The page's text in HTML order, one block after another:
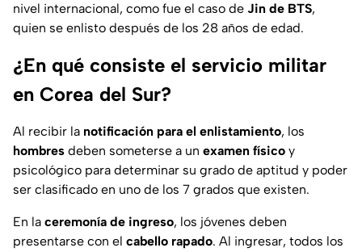
nivel internacional, como fue el caso de Jin de BTS,
quien se enlisto después de los 28 años de edad.
¿En qué consiste el servicio militar
en Corea del Sur?
Al recibir la notificación para el enlistamiento, los
hombres deben someterse a un examen físico y
psicológico para determinar su grado de aptitud y poder
ser clasificado en uno de los 7 grados que existen.
En la ceremonía de ingreso, los jóvenes deben
presentarse con el cabello rapado. Al ingresar, todos los